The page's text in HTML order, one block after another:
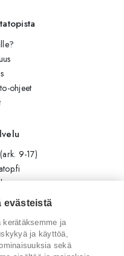
ohjeet
9-17)
evästeistä
kerätäksemme ja
ja käyttöä,
sekä